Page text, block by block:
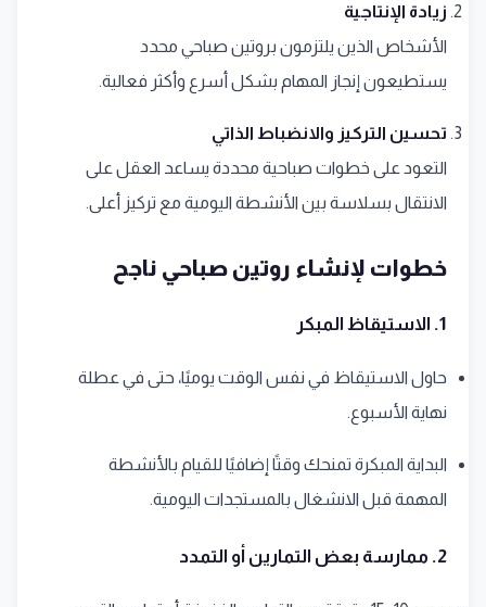
زيادة الإنتاجية
الأشخاص الذين يلتزمون بروتين صباحي محدد
يستطيعون إنجاز المهام بشكل أسرع وأكثر فعالية.
تحسين التركيز والانضباط الذاتي
التعود على خطوات صباحية محددة يساعد العقل على
الانتقال بسلاسة بين الأنشطة اليومية مع تركيز أعلى.
خطوات لإنشاء روتين صباحي ناجح
1. الاستيقاظ المبكر
حاول الاستيقاظ في نفس الوقت يوميًا، حتى في عطلة
نهاية الأسبوع.
البداية المبكرة تمنحك وقتًا إضافيًا للقيام بالأنشطة
المهمة قبل الانشغال بالمستجدات اليومية.
2. ممارسة بعض التمارين أو التمدد